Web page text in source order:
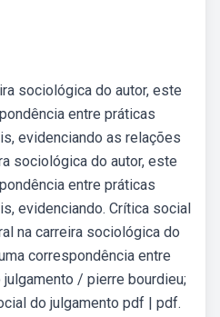
sociológica do autor, este
entre práticas
evidenciando as relações
sociológica do autor, este
entre práticas
evidenciando. Crítica social
na carreira sociológica do
correspondência entre
/ pierre bourdieu;
do julgamento pdf | pdf.